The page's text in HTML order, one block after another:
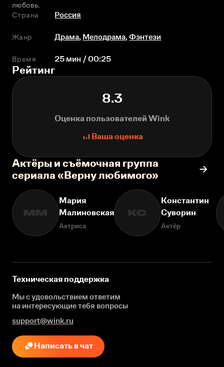
любовь.
Страна
Россия
Жанр Драма, Мелодрама,Фэнтези
Время 25 мин / 00:25
Рейтинг
8.3
Оценка пользователей Wink
Ваша оценка
Актёры и съёмочная группа
сериала «Верну любимого»
ММ
Мария
Малиновская
Актриса
КС
Константин
Суворин
Актёр
Техническая поддержка
Мы с удовольствием ответим
на интересующиетебя вопросы
support@wink.ru
Написать в чат